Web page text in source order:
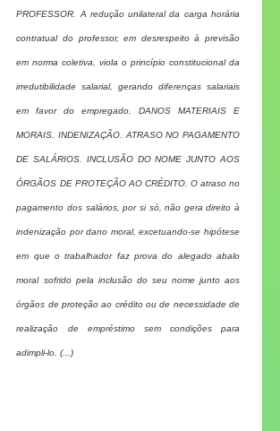
PROFESSOR. A redução unilateral da carga horária
contratual do professor, em desrespeito à previsão
em norma coletiva, viola o princípio constitucional da
irredutibilidade salarial, gerando diferenças salariais
em favor do empregado. DANOS MATERIAIS E
MORAIS. INDENIZAÇÃO. ATRASO NO PAGAMENTO
DE SALÁRIOS. INCLUSÃO DO NOME JUNTO AOS
ÓRGÃOS DE PROTEÇÃO AO CRÉDITO. O atraso no
pagamento dos salários, por si só, não gera direito à
indenização por dano moral, excetuando-se hipótese
em que o trabalhador faz prova do alegado abalo
moral sofrido pela inclusão do seu nome junto aos
órgãos de proteção ao crédito ou de necessidade de
realização de empréstimo sem condições para
adimpli-lo. (...)